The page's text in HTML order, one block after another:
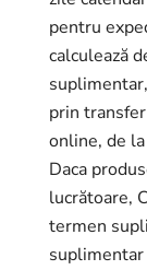
pentru
calculează
prin
online, de
Daca
lucrătoare,
termen